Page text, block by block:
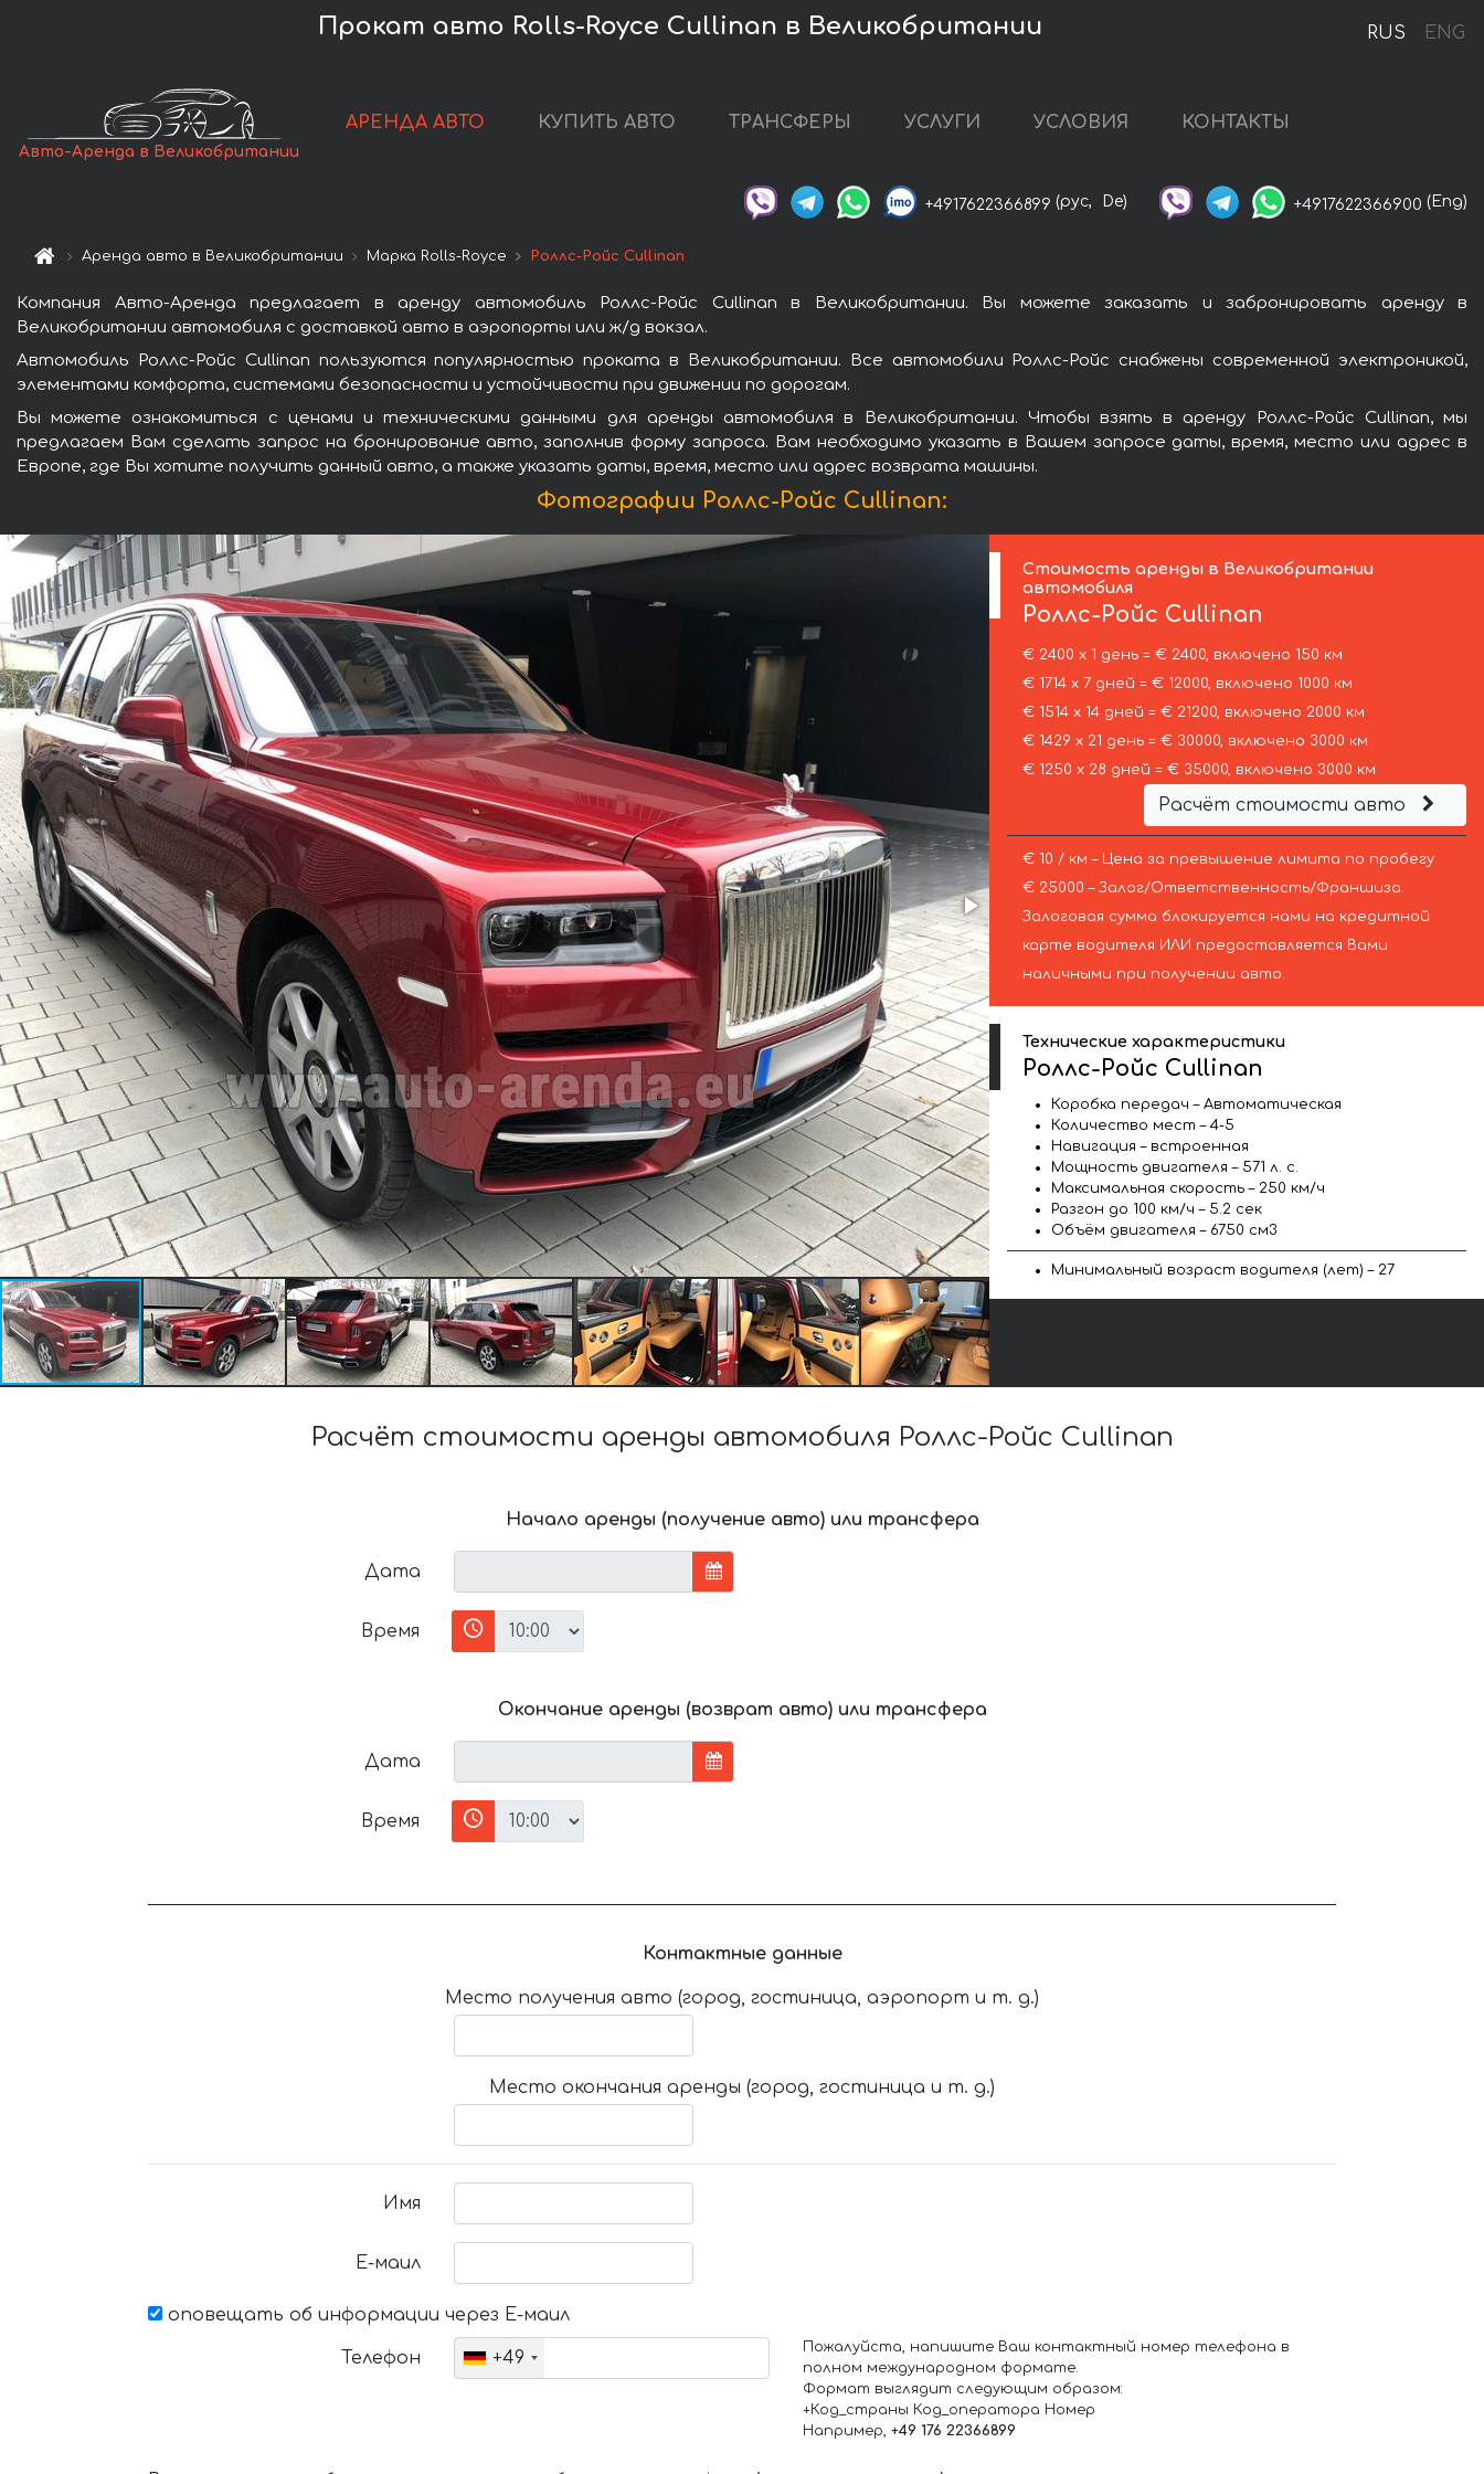
RUS ENG
Прокат авто Rolls-Royce Cullinan в Великобритании
Авто-Аренда в Великобритании
АРЕНДА АВТО КУПИТЬ АВТО ТРАНСФЕРЫ УСЛУГИ УСЛОВИЯ КОНТАКТЫ
+4917622366899 (рус, De) +4917622366900 (Eng)
Аренда авто в Великобритании Марка Rolls-Royce Роллс-Ройс Cullinan
Компания Авто-Аренда предлагает в аренду автомобиль Роллс-Ройс Cullinan в Великобритании. Вы можете заказать и забронировать аренду в
Великобритании автомобиля с доставкой авто в аэропорты или ж/д вокзал.
Автомобиль Роллс-Ройс Cullinan пользуются популярностью проката в Великобритании. Все автомобили Роллс-Ройс снабжены современной электроникой,
элементами комфорта, системами безопасности и устойчивости при движении по дорогам.
Вы можете ознакомиться с ценами и техническими данными для аренды автомобиля в Великобритании. Чтобы взять в аренду Роллс-Ройс Cullinan, мы
предлагаем Вам сделать запрос на бронирование авто, заполнив форму запроса. Вам необходимо указать в Вашем запросе даты, время, место или адрес в
Европе, где Вы хотите получить данный авто, а также указать даты, время, место или адрес возврата машины.
Фотографии Роллс-Ройс Cullinan:
Стоимость аренды в Великобритании
автомобиля
Роллс-Ройс Cullinan
€ 2400 х 1 день = € 2400, включено 150 км
€ 1714 х 7 дней = € 12000, включено 1000 км
€ 1514 х 14 дней = € 21200, включено 2000 км
€ 1429 х 21 день = € 30000, включено 3000 км
€ 1250 х 28 дней = € 35000, включено 3000 км
Расчёт стоимости авто
€ 10 / км – Цена за превышение лимита по пробегу
€ 25000 – Залог/Ответственность/Франшиза.
Залоговая сумма блокируется нами на кредитной
карте водителя ИЛИ предоставляется Вами
наличными при получении авто.
Технические характеристики
Роллс-Ройс Cullinan
Коробка передач – Автоматическая
Количество мест – 4-5
Навигация – встроенная
Мощность двигателя – 571 л. с.
Максимальная скорость – 250 км/ч
Разгон до 100 км/ч – 5.2 сек
Объём двигателя – 6750 см3
Минимальный возраст водителя (лет) – 27
Расчёт стоимости аренды автомобиля Роллс-Ройс Cullinan
Начало аренды (получение авто) или трансфера
Дата
Время
Окончание аренды (возврат авто) или трансфера
Дата
Время
Контактные данные
Место получения авто (город, гостиница, аэропорт и т. д.)
Место окончания аренды (город, гостиница и т. д.)
Имя
Е-маил
оповещать об информации через Е-маил
Телефон +49
Пожалуйста, напишите Ваш контактный номер телефона в
полном международном формате.
Формат выглядит следующим образом:
+Код_страны Код_оператора Номер
Например, +49 176 22366899